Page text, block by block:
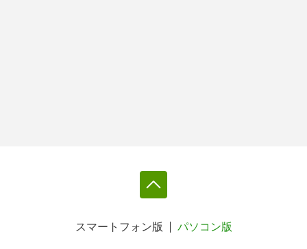
スマートフォン版 パソコン版